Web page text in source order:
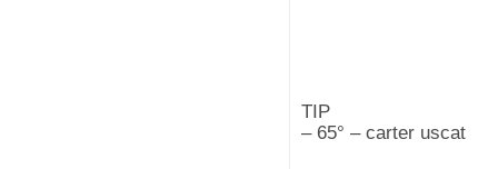
– 65° – carter uscat